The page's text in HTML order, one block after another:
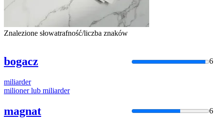
Znalezione słowatrafność/liczba znaków
bogacz 6
miliarder
milioner lub miliarder
magnat 6